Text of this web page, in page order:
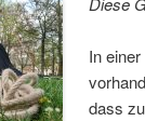
In
dass